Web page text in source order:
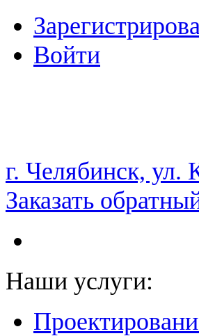
Войти
НАМ ДОВЕРЯЮТ С
г. Челябинск, ул.
Заказать
Наши услуги: